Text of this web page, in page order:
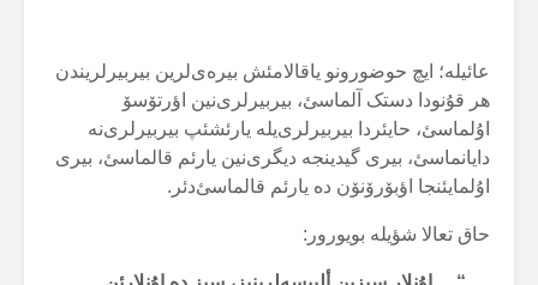
عائیلە؛ ایچ حوضورونو یاقالامئش بیرەی‌لرین بیربیرلریندن
هر قۇنودا دستک آلماسئ، بیربیرلری‌نین اؤرتۆسۆ
اۇلماسئ، حایئردا بیربیرلری‌یلە یارئشئپ بیربیرلری‌نە
دایانماسئ، بیری گیدینجە دیگری‌نین یارئم قالماسئ، بیری
اۇلمایئنجا اؤبۆرۆنۆن دە یارئم قالماسئ‌دئر.
حاق تعالا شؤیلە بویورور: